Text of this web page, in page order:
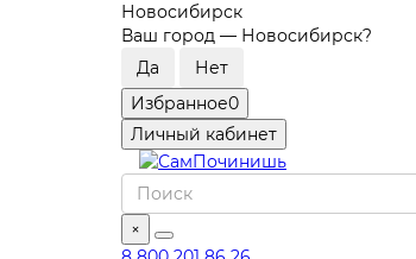
Новосибирск
Ваш город — Новосибирск?
Избранное0
Личный кабинет
×